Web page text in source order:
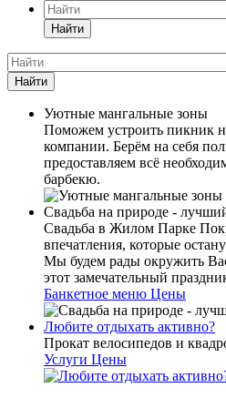
Найти
Найти
Уютные мангальные зоны
Поможем устроить пикник
компании. Берём на себя
предоставляем всё
барбекю.
Свадьба на природе -
Свадьба в Жилом Парке
впечатления, которые
Мы будем рады окружить
этот замечательный
Банкетное меню Цены
Любите отдыхать активно?
Прокат велосипедов и
Услуги Цены